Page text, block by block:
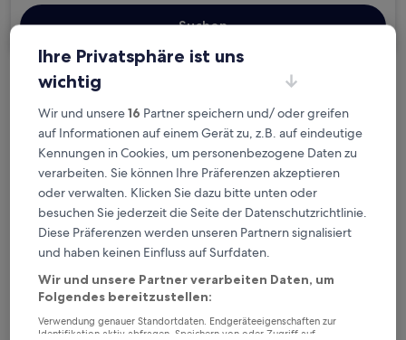
Suchen
Kostenlose Stornierung bei
Planänderungen
Verdiene Prämien für jede
wahrgenommene Übernachtung
Mehr sparen mit Preisen für Mitglieder
Überprüfe die Preise für diese Daten
Ihre Privatsphäre ist uns
wichtig
Wir und unsere16 Partner speichern und/ oder greifen
auf Informationen auf einem Gerät zu, z.B. auf eindeutige
Kennungen in Cookies, um personenbezogene Daten zu
verarbeiten. Sie können Ihre Präferenzen akzeptieren
oder verwalten. Klicken Sie dazu bitte unten oder
besuchen Sie jederzeit die Seite der Datenschutzrichtlinie.
Diese Präferenzen werden unseren Partnern signalisiert
und haben keinen Einfluss auf Surfdaten.
Wir und unsere Partner verarbeiten Daten, um
Folgendes bereitzustellen:
Verwendung genauer Standortdaten. Endgeräteeigenschaften zur
Identifikation aktiv abfragen. Speichern von oder Zugriff auf